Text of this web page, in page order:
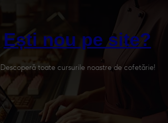
Ești nou pe site?
Descoperă toate cursurile noastre de cofetărie!
Vezi cursurile online